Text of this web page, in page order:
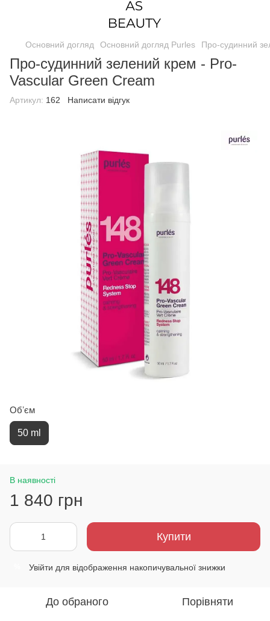
Основний догляд Основний догляд Purles Про-судинний
Про-судинний зелений крем - Pro-
Vascular Green Cream
Артикул: 162 Написати відгук
Обʼєм
50 ml
В наявності
1 840 грн
Купити
Увійти для відображення накопичувальної знижки
До обраного Порівняти